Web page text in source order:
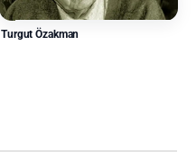
Turgut Özakman